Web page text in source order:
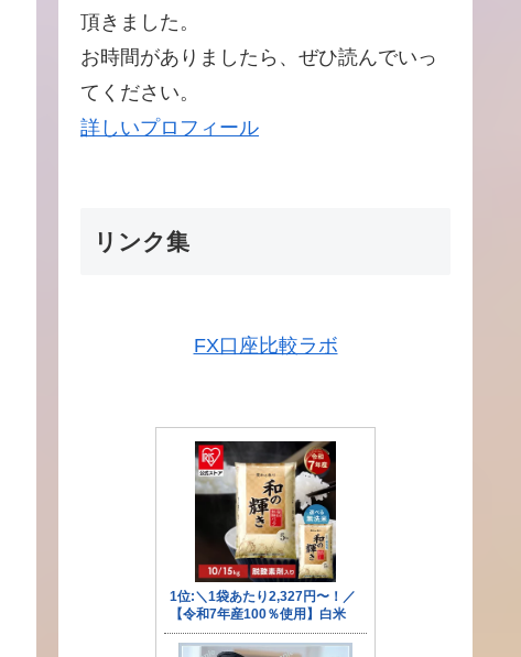
頂きました。
お時間がありましたら、ぜひ読んでいっ
てください。
詳しいプロフィール
リンク集
FX口座比較ラボ